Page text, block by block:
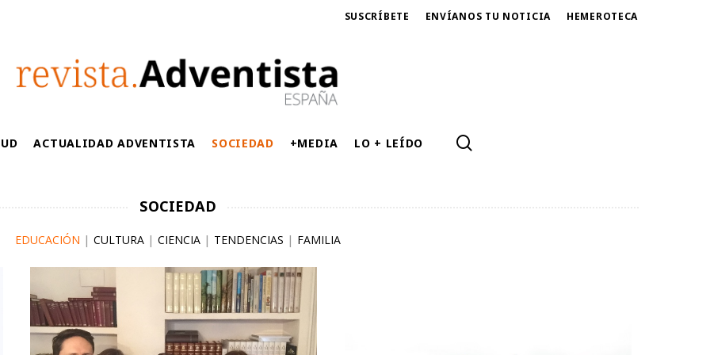
SUSCRÍBETE ENVÍANOS TU NOTICIA HEMEROTECA
ACTUALIDAD ADVENTISTA SOCIEDAD +MEDIA LO + LEÍDO
SOCIEDAD
EDUCACIÓN | CULTURA | CIENCIA | TENDENCIAS | FAMILIA